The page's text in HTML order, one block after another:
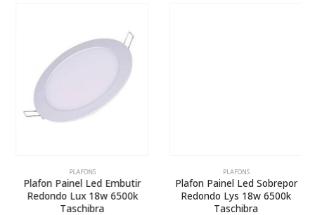
PLAFONS
Plafon Painel Led Embutir
Redondo Lux 18w 6500k
Taschibra
PLAFONS
Plafon Painel Led Sobrepor
Redondo Lys 18w 6500k
Taschibra